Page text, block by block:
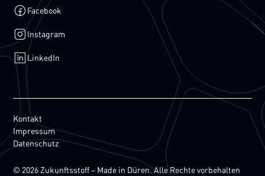
Facebook
Instagram
LinkedIn
© 2026 Zukunftsstoff – Made in Düren. Alle Rechte vorbehalten
Kontakt
Impressum
Datenschutz